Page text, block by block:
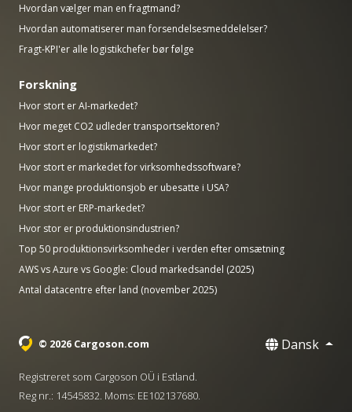
Hvordan vælger man en fragtmand?
Hvordan automatiserer man forsendelsesmeddelelser?
Fragt-KPI'er alle logistikchefer bør følge
Forskning
Hvor stort er AI-markedet?
Hvor meget CO2 udleder transportsektoren?
Hvor stort er logistikmarkedet?
Hvor stort er markedet for virksomhedssoftware?
Hvor mange produktionsjob er ubesatte i USA?
Hvor stort er ERP-markedet?
Hvor stor er produktionsindustrien?
Top 50 produktionsvirksomheder i verden efter omsætning
AWS vs Azure vs Google: Cloud markedsandel (2025)
Antal datacentre efter land (november 2025)
© 2026 Cargoson.com Dansk
Registreret som Cargoson OÜ i Estland.
Reg nr.: 14545832. Moms: EE102137680.